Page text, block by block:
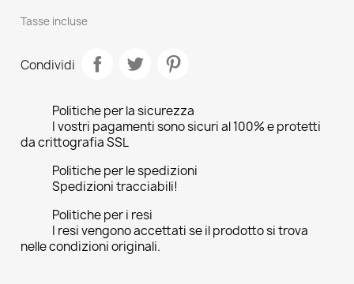
Tasse incluse
Condividi
Politiche per la sicurezza
I vostri pagamenti sono sicuri al 100% e protetti
da crittografia SSL
Politiche per le spedizioni
Spedizioni tracciabili!
Politiche per i resi
I resi vengono accettati se il prodotto si trova
nelle condizioni originali.